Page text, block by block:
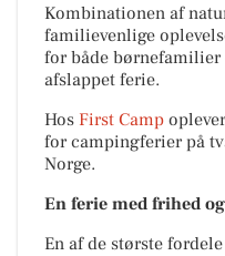
Kombinationen af
familievenlige
for både børnefamilier
afslappet ferie.
Hos First Camp
for campingferier på
Norge.
En ferie med frihed
En af de største